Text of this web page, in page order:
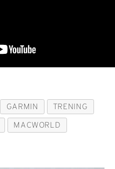
GARMIN TRENING
MACWORLD